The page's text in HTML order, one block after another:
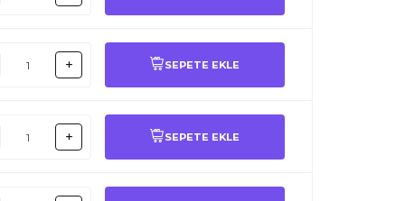
SEPETE EKLE
SEPETE EKLE